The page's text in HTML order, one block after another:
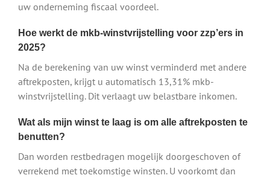
uw onderneming fiscaal voordeel.
Hoe werkt de mkb-winstvrijstelling voor zzp’ers in
2025?
Na de berekening van uw winst verminderd met andere
aftrekposten, krijgt u automatisch 13,31% mkb-
winstvrijstelling. Dit verlaagt uw belastbare inkomen.
Wat als mijn winst te laag is om alle aftrekposten te
benutten?
Dan worden restbedragen mogelijk doorgeschoven of
verrekend met toekomstige winsten. U voorkomt dan